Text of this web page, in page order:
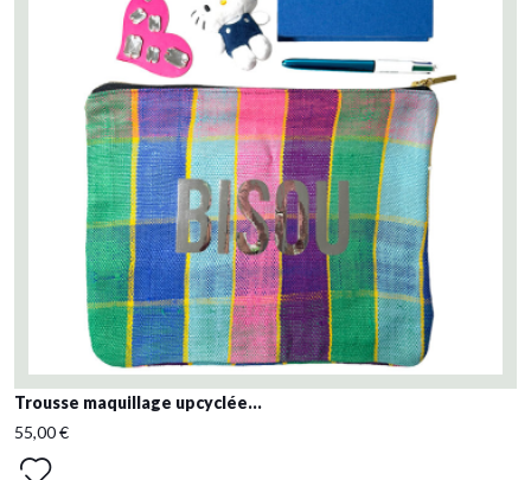
Trousse maquillage upcyclée...
55,00 €